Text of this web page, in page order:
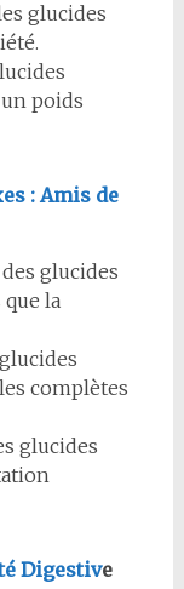
glucides
poids
: Amis de
glucides
la
complètes
glucides
Digestive